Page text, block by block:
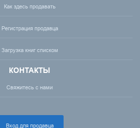
Как здесь продавать
Регистрация продавца
Загрузка книг списком
КОНТАКТЫ
Свяжитесь с нами
Вход для продавца